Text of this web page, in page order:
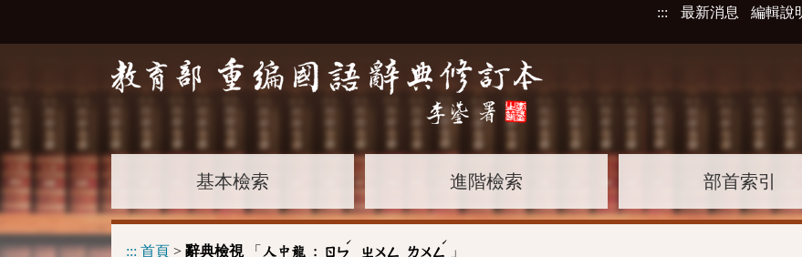
::: 最新消息 編輯說
基本檢索 進階檢索 部首索引
::: 首頁 > 辭典檢視「 人中龍 : ㄖㄣ
ˊ
ㄓㄨㄥ ㄌㄨㄥ
ˊ
」